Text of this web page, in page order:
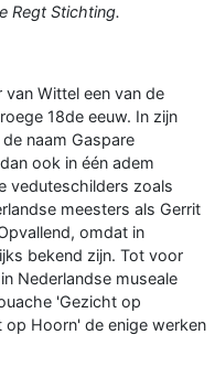
Regt Stichting.
Wittel een van de
18de eeuw. In zijn
naam Gaspare
ook in één adem
veduteschilders zoals
meesters als Gerrit
omdat in
bekend zijn. Tot voor
Nederlandse museale
'Gezicht op
Hoorn' de enige werken